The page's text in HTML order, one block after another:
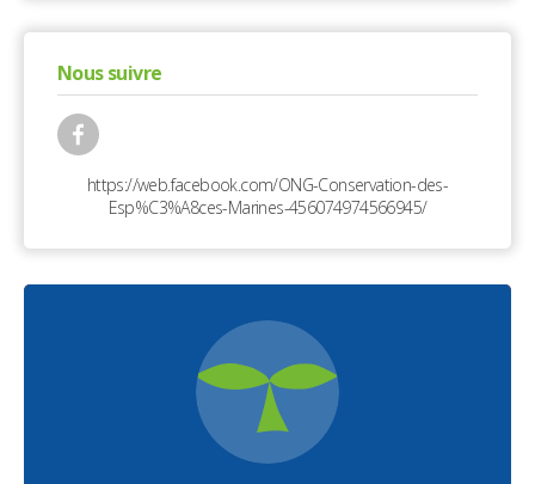
Nous suivre
https://web.facebook.com/ONG-Conservation-des-
Esp%C3%A8ces-Marines-456074974566945/